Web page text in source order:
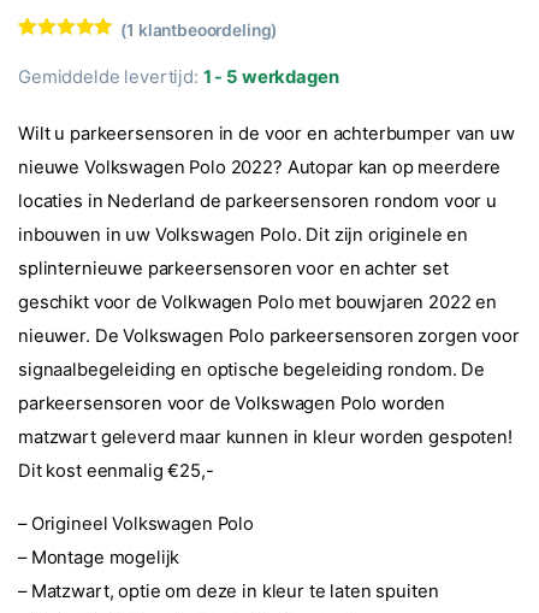
5.00
op 5
gebaseerd
ling
(1 klantbeoordeling)
Gemiddelde levertijd: 1 - 5 werkdagen
Wilt u parkeersensoren in de voor en achterbumper van uw
nieuwe Volkswagen Polo 2022? Autopar kan op meerdere
locaties in Nederland de parkeersensoren rondom voor u
inbouwen in uw Volkswagen Polo. Dit zijn originele en
splinternieuwe parkeersensoren voor en achter set
geschikt voor de Volkwagen Polo met bouwjaren 2022 en
nieuwer. De Volkswagen Polo parkeersensoren zorgen voor
signaalbegeleiding en optische begeleiding rondom. De
parkeersensoren voor de Volkswagen Polo worden
matzwart geleverd maar kunnen in kleur worden gespoten!
Dit kost eenmalig €25,-
– Origineel Volkswagen Polo
– Montage mogelijk
– Matzwart, optie om deze in kleur te laten spuiten